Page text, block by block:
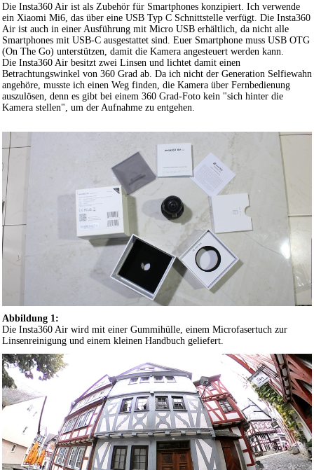
Die Insta360 Air ist als Zubehör für Smartphones konzipiert. Ich verwende
ein Xiaomi Mi6, das über eine USB Typ C Schnittstelle verfügt. Die Insta360
Air ist auch in einer Ausführung mit Micro USB erhältlich, da nicht alle
Smartphones mit USB-C ausgestattet sind. Euer Smartphone muss USB OTG
(On The Go) unterstützen, damit die Kamera angesteuert werden kann.
Die Insta360 Air besitzt zwei Linsen und lichtet damit einen
Betrachtungswinkel von 360 Grad ab. Da ich nicht der Generation Selfiewahn
angehöre, musste ich einen Weg finden, die Kamera über Fernbedienung
auszulösen, denn es gibt bei einem 360 Grad-Foto kein "sich hinter die
Kamera stellen", um der Aufnahme zu entgehen.
Abbildung 1:
Die Insta360 Air wird mit einer Gummihülle, einem Microfasertuch zur
Linsenreinigung und einem kleinen Handbuch geliefert.